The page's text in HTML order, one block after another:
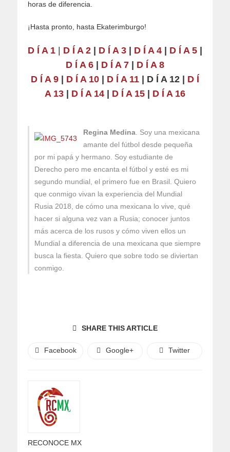
horas de diferencia.
¡Hasta pronto, hasta Ekaterimburgo!
D Í A 1 D Í A 2 D Í A 3 D Í A 4 D Í A 5
D Í A 6
D Í A 7
D Í A 8
D Í A 9
D Í A 10 D Í A 11 | D Í A 12 | D Í
A 13
D Í A 14 D Í A 15 D Í A 16
Regina Medina . Soy una mexicana
amante del fútbol desde pequeña
por mi papá y hermano. Soy estudiante de
Derecho pero me encanta el fútbol y esté es mi
segundo mundial, el primero fue en Brasil. Quiero
que conmigo vivan la experiencia del Mundial
Rusia 2018, de cómo una mexicana lo vive, qué
hacer si alguna vez van a Rusia; conocer juntos
más acerca de los rusos y cómo viven ellos un
Mundial a diferencia de una mexicana que siempre
busca la fiesta. Quiero que sobre todo se diviertan
conmigo.
SHARE THIS ARTICLE
Facebook Google+ Twitter
RECONOCE MX